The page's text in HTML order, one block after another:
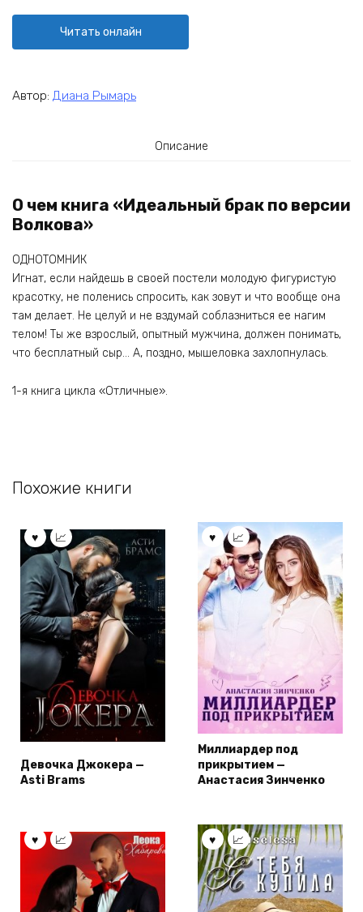
Читать онлайн
Автор: Диана Рымарь
Описание
О чем книга «Идеальный брак по версии
Волкова»
ОДНОТОМНИК
Игнат, если найдешь в своей постели молодую фигуристую
красотку, не поленись спросить, как зовут и что вообще она
там делает. Не целуй и не вздумай соблазниться ее нагим
телом! Ты же взрослый, опытный мужчина, должен понимать,
что бесплатный сыр… А, поздно, мышеловка захлопнулась.
1-я книга цикла «Отличные».
Похожие книги
Девочка Джокера —
Asti Brams
Миллиардер под
прикрытием —
Анастасия Зинченко